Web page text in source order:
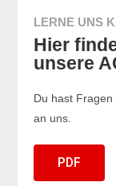
LERNE UNS
Hier
unsere
Du hast
an uns.
PDF